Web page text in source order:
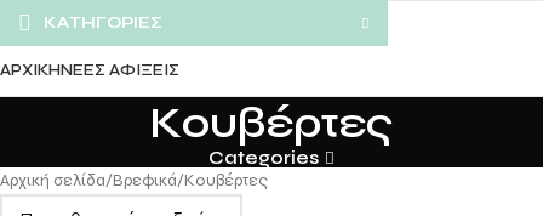
ΚΑΤΗΓΟΡΙΕΣ
ΑΡΧΙΚΗΝΕΕΣ ΑΦΙΞΕΙΣ
Κουβέρτες
Categories
Αρχική σελίδα Βρεφικά Κουβέρτες